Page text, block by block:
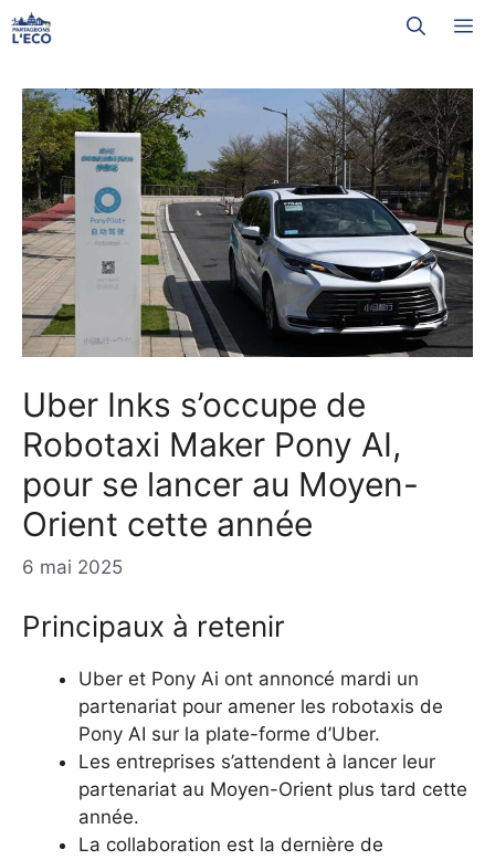
Aller
au
Uber Inks s’occupe de
Robotaxi Maker Pony AI,
pour se lancer au Moyen-
Orient cette année
6 mai 2025
Principaux à retenir
Uber et Pony Ai ont annoncé mardi un
partenariat pour amener les robotaxis de
Pony AI sur la plate-forme d’Uber.
Les entreprises s’attendent à lancer leur
partenariat au Moyen-Orient plus tard cette
année.
La collaboration est la dernière de